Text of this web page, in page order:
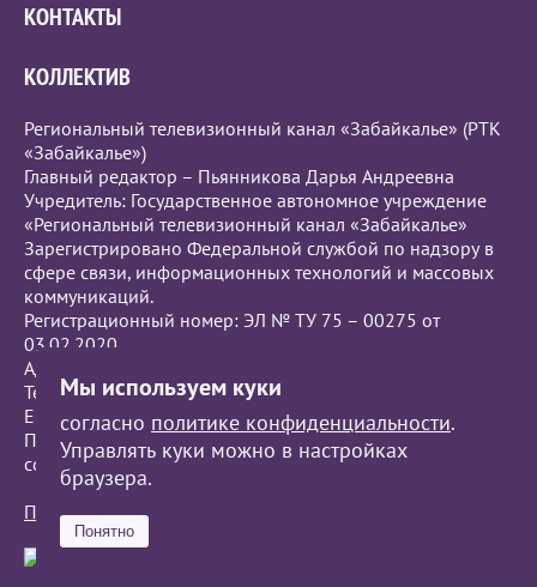
Мы используем куки
согласно политике конфиденциальности.
Управлять куки можно в настройках
браузера.
Понятно
КОНТАКТЫ
КОЛЛЕКТИВ
Региональный телевизионный канал «Забайкалье» (РТК
«Забайкалье»)
Главный редактор – Пьянникова Дарья Андреевна
Учредитель: Государственное автономное учреждение
«Региональный телевизионный канал «Забайкалье»
Зарегистрировано Федеральной службой по надзору в
сфере связи, информационных технологий и массовых
коммуникаций.
Регистрационный номер: ЭЛ № ТУ 75 – 00275 от
03.02.2020
Адрес редакции: г.Чита, ул. Бутина, 111.
Телефон: +7 (914) 120-1813
Е-mail:press@zrtk.ru
При полном или частичном использовании материалов
ссылка на РТК «Забайкалье» обязательна.
Политика обработки персональных данных